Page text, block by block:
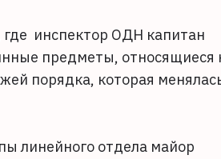
инспектор ОДН капитан
предметы, относящиеся
порядка, которая
линейного отдела майор